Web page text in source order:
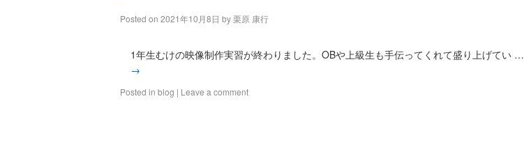
Posted on 2021年10月8日 by栗原 康行
1年生むけの映像制作実習が終わりました。OBや上級生も手伝ってくれて盛り上げてい …
→
Posted in blog | Leave a comment